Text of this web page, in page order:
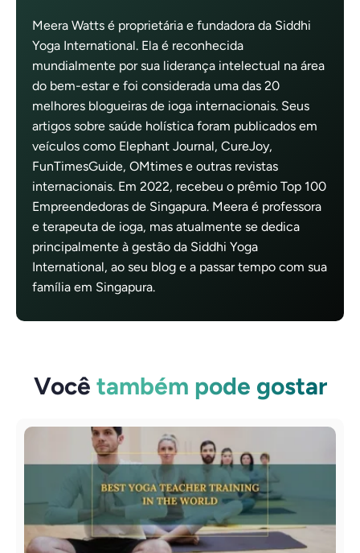
Meera Watts é proprietária e fundadora da Siddhi
Yoga International. Ela é reconhecida
mundialmente por sua liderança intelectual na área
do bem-estar e foi considerada uma das 20
melhores blogueiras de ioga internacionais. Seus
artigos sobre saúde holística foram publicados em
veículos como Elephant Journal, CureJoy,
FunTimesGuide, OMtimes e outras revistas
internacionais. Em 2022, recebeu o prêmio Top 100
Empreendedoras de Singapura. Meera é professora
e terapeuta de ioga, mas atualmente se dedica
principalmente à gestão da Siddhi Yoga
International, ao seu blog e a passar tempo com sua
família em Singapura.
Você também pode gostar